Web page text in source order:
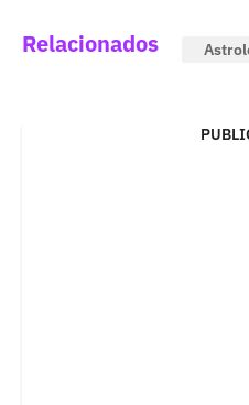
Relacionados